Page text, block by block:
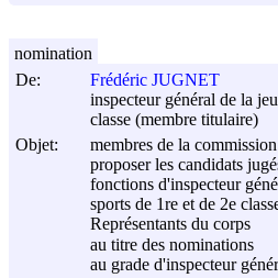
De:
Frédéric JUGNET
inspecteur général de la
classe (membre titulaire)
Objet:
membres de la
proposer les candidats
fonctions d'inspecteur
sports de 1re et de 2e
Représentants du corps
au titre des nominations
au grade d'inspecteur
nomination